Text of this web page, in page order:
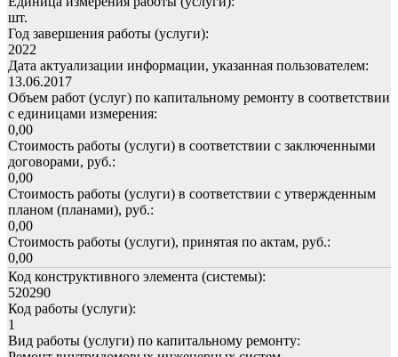
шт.
Год завершения работы (услуги):
2022
Дата актуализации информации, указанная пользователем:
13.06.2017
Объем работ (услуг) по капитальному ремонту в соответствии
с единицами измерения:
0,00
Стоимость работы (услуги) в соответствии с заключенными
договорами, руб.:
0,00
Стоимость работы (услуги) в соответствии с утвержденным
планом (планами), руб.:
0,00
Стоимость работы (услуги), принятая по актам, руб.:
0,00
Код конструктивного элемента (системы):
520290
Код работы (услуги):
1
Вид работы (услуги) по капитальному ремонту: